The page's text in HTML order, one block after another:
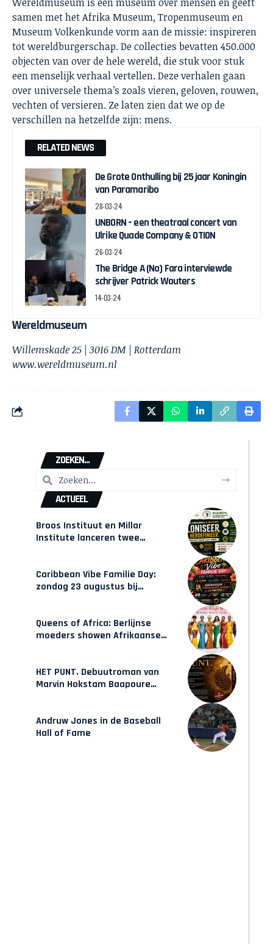
samen met het Afrika Museum, Tropenmuseum en
Museum Volkenkunde vorm aan de missie: inspireren
tot wereldburgerschap. De collecties bevatten 450.000
objecten van over de hele wereld, die stuk voor stuk
een menselijk verhaal vertellen. Deze verhalen gaan
over universele thema’s zoals vieren, geloven, rouwen,
vechten of versieren. Ze laten zien dat we op de
verschillen na hetzelfde zijn: mens.
RELATED NEWS
De Grote Onthulling bij 25 jaar Koningin
van Paramaribo
28-03-24
UNBORN – een theatraal concert van
Ulrike Quade Company & OTION
26-03-24
The Bridge A (No) Fara interviewde
schrijver Patrick Wouters
14-03-24
Wereldmuseum
Willemskade 25 | 3016 DM | Rotterdam
www.wereldmuseum.nl
ZOEKEN...
ACTUEEL
Broos Instituut en Millar
Institute lanceren twee
Caribbean Vibe Familie Day:
zondag 23 augustus bij
Queens of Africa: Berlijnse
moeders showen Afrikaanse
HET PUNT. Debuutroman van
Marvin Hokstam Baapoure
Andruw Jones in de Baseball
Hall of Fame